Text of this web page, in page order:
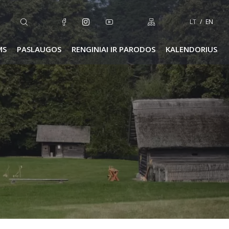
LT EN
PASLAUGOS RENGINIAI IR PARODOS KALENDORIUS